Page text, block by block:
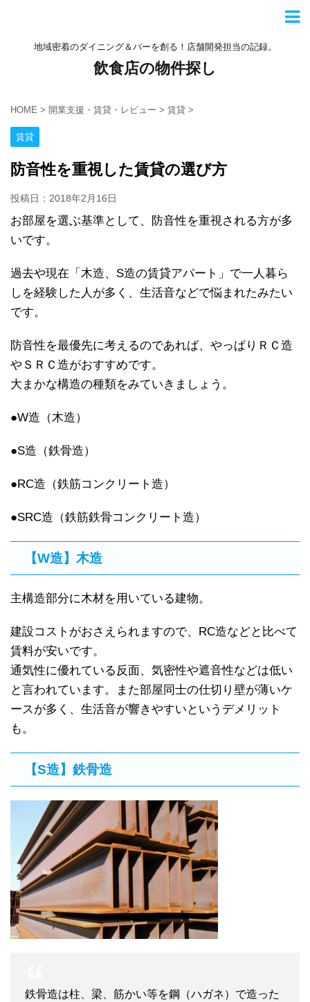
地域密着のダイニング＆バーを創る！店舗開発担当の記録。
飲食店の物件探し
HOME > 開業支援・賃貸・レビュー > 賃貸 >
賃貸
防音性を重視した賃貸の選び方
投稿日：2018年2月16日
お部屋を選ぶ基準として、防音性を重視される方が多
いです。
過去や現在「木造、S造の賃貸アパート」で一人暮ら
しを経験した人が多く、生活音などで悩まれたみたい
です。
防音性を最優先に考えるのであれば、やっぱりＲＣ造
やＳＲＣ造がおすすめです。
大まかな構造の種類をみていきましょう。
●W造（木造）
●S造（鉄骨造）
●RC造（鉄筋コンクリート造）
●SRC造（鉄筋鉄骨コンクリート造）
【W造】木造
主構造部分に木材を用いている建物。
建設コストがおさえられますので、RC造などと比べて
賃料が安いです。
通気性に優れている反面、気密性や遮音性などは低い
と言われています。また部屋同士の仕切り壁が薄いケ
ースが多く、生活音が響きやすいというデメリット
も。
【S造】鉄骨造
鉄骨造は柱、梁、筋かい等を鋼（ハガネ）で造った